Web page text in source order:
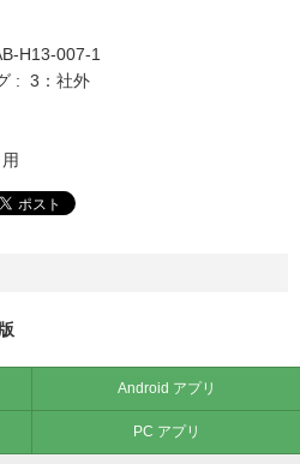
H13-007-1
: 3：社外
Android アプリ
PC アプリ